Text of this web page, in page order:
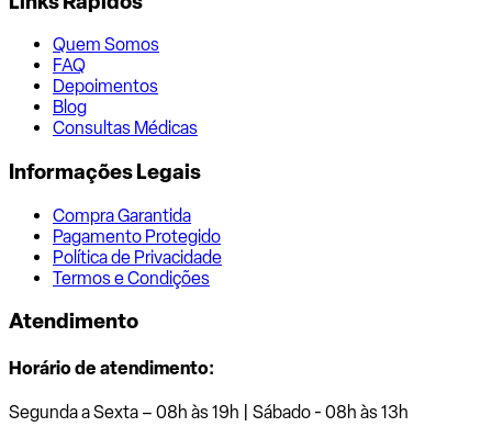
Quem Somos
FAQ
Depoimentos
Blog
Consultas Médicas
Informações Legais
Compra Garantida
Pagamento Protegido
Política de Privacidade
Termos e Condições
Atendimento
Horário de atendimento:
Segunda a Sexta – 08h às 19h | Sábado - 08h às 13h